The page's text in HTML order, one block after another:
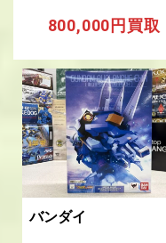
800,000円買取
バンダイ